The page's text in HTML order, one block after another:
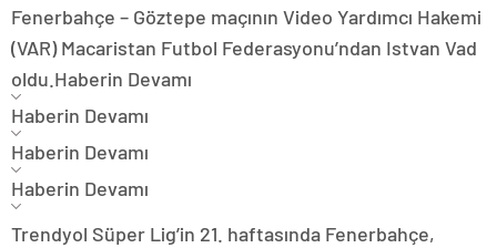
Fenerbahçe – Göztepe maçının Video Yardımcı Hakemi
(VAR) Macaristan Futbol Federasyonu’ndan Istvan Vad
oldu. Haberin Devamı
Haberin Devamı
Haberin Devamı
Haberin Devamı
Trendyol Süper Lig’in 21. haftasında Fenerbahçe,